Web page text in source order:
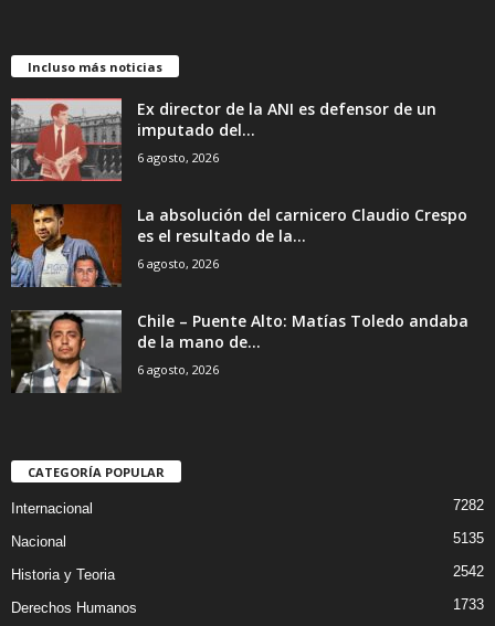
Incluso más noticias
Ex director de la ANI es defensor de un
imputado del...
6 agosto, 2026
La absolución del carnicero Claudio Crespo
es el resultado de la...
6 agosto, 2026
Chile – Puente Alto: Matías Toledo andaba
de la mano de...
6 agosto, 2026
CATEGORÍA POPULAR
Internacional 7282
Nacional 5135
Historia y Teoria 2542
Derechos Humanos 1733